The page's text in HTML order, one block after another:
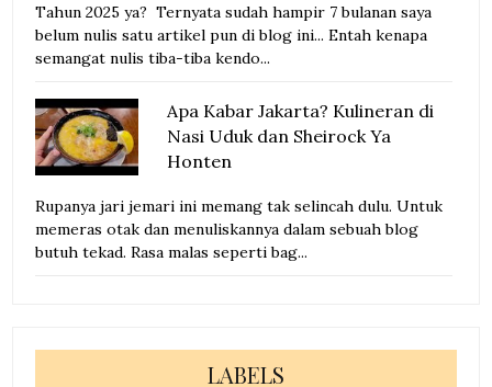
Tahun 2025 ya? Ternyata sudah hampir 7 bulanan saya
belum nulis satu artikel pun di blog ini... Entah kenapa
semangat nulis tiba-tiba kendo...
Apa Kabar Jakarta? Kulineran di
Nasi Uduk dan Sheirock Ya
Honten
Rupanya jari jemari ini memang tak selincah dulu. Untuk
memeras otak dan menuliskannya dalam sebuah blog
butuh tekad. Rasa malas seperti bag...
LABELS